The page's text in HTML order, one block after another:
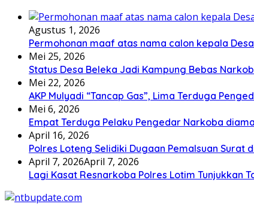
Agustus 1, 2026
Permohonan maaf atas nama calon kepala
Mei 25, 2026
Status Desa Beleka Jadi ‎Kampung Bebas
Mei 22, 2026
AKP Mulyadi “Tancap Gas”, Lima Terduga
Mei 6, 2026
Empat Terduga Pelaku Pengedar Narkoba
April 16, 2026
Polres Loteng Selidiki Dugaan Pemalsuan Surat
April 7, 2026April 7, 2026
Lagi Kasat Resnarkoba Polres Lotim Tunjukkan